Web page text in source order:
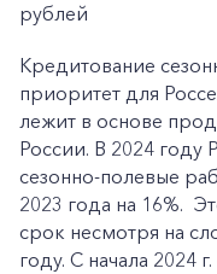
рублей
Кредитование
приоритет для
лежит в основе
России. В 2024 году
сезонно-полевые
2023 года на 16%.
срок несмотря на
году. С начала 2024